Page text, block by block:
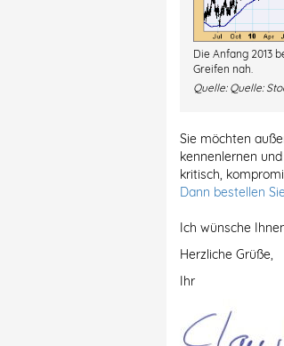
Die Anfang 2013
Greifen nah.
Quelle: Quelle:
Sie möchten
kennenlernen
kritisch,
Dann bestellen
Ich wünsche
Herzliche Grüße,
Ihr